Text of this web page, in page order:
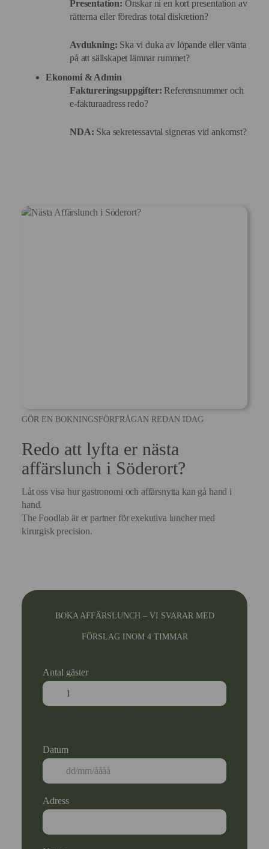
Presentation: Önskar ni en kort presentation av
rätterna eller föredras total diskretion?
Avdukning: Ska vi duka av löpande eller vänta
på att sällskapet lämnar rummet?
Ekonomi & Admin
Faktureringsuppgifter:Referensnummer och
e-fakturaadress redo?
NDA: Ska sekretessavtal signeras vid ankomst?
GÖR EN BOKNINGSFÖRFRÅGAN REDAN IDAG
Redo att lyfta er nästa
affärslunch i Söderort?
Låt oss visa hur gastronomi och affärsnytta kan gå hand i
hand.
The Foodlab är er partner för exekutiva luncher med
kirurgisk precision.
BOKA AFFÄRSLUNCH – VI SVARAR MED
FÖRSLAG INOM 4 TIMMAR
Antal gäster
Datum
Adress